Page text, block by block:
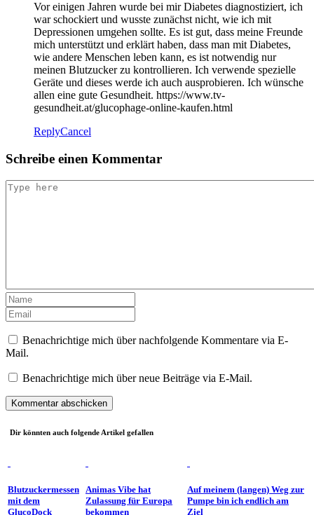
Vor einigen Jahren wurde bei mir Diabetes diagnostiziert, ich
war schockiert und wusste zunächst nicht, wie ich mit
Depressionen umgehen sollte. Es ist gut, dass meine Freunde
mich unterstützt und erklärt haben, dass man mit Diabetes,
wie andere Menschen leben kann, es ist notwendig nur
meinen Blutzucker zu kontrollieren. Ich verwende spezielle
Geräte und dieses werde ich auch ausprobieren. Ich wünsche
allen eine gute Gesundheit. https://www.tv-
gesundheit.at/glucophage-online-kaufen.html
ReplyCancel
Schreibe einen Kommentar
Benachrichtige mich über nachfolgende Kommentare via E-
Mail.
Benachrichtige mich über neue Beiträge via E-Mail.
Dir könnten auch folgende Artikel gefallen
Blutzuckermessen
mit dem
GlucoDock
Animas Vibe hat
Zulassung für Europa
bekommen
Auf meinem (langen) Weg zur
Pumpe bin ich endlich am
Ziel